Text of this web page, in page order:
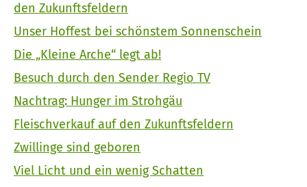
den Zukunftsfeldern
Unser Hoffest bei schönstem Sonnenschein
Die „Kleine Arche“ legt ab!
Besuch durch den Sender Regio TV
Nachtrag: Hunger im Strohgäu
Fleischverkauf auf den Zukunftsfeldern
Zwillinge sind geboren
Viel Licht und ein wenig Schatten